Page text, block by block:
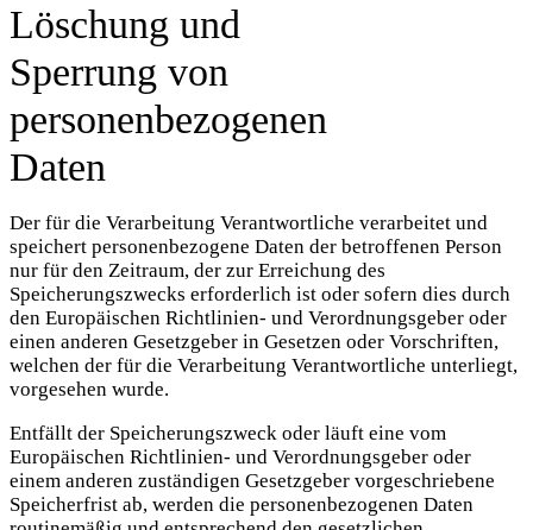
Löschung und
Sperrung von
personenbezogenen
Daten
Der für die Verarbeitung Verantwortliche verarbeitet und
speichert personenbezogene Daten der betroffenen Person
nur für den Zeitraum, der zur Erreichung des
Speicherungszwecks erforderlich ist oder sofern dies durch
den Europäischen Richtlinien- und Verordnungsgeber oder
einen anderen Gesetzgeber in Gesetzen oder Vorschriften,
welchen der für die Verarbeitung Verantwortliche unterliegt,
vorgesehen wurde.
Entfällt der Speicherungszweck oder läuft eine vom
Europäischen Richtlinien- und Verordnungsgeber oder
einem anderen zuständigen Gesetzgeber vorgeschriebene
Speicherfrist ab, werden die personenbezogenen Daten